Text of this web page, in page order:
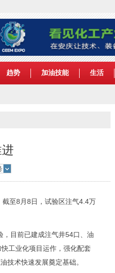
趋势 加油技能 生活
至8月8日，试验区注气4.4万
目前已建成注气井54口、油
工业化项目运作，强化配套
技术快速发展奠定基础。